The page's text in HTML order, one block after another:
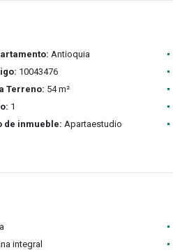
Antioquia
10043476
Terreno: 54 m²
1
de inmueble: Apartaestudio
integral